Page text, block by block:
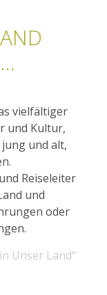
vielfältiger
und Kultur,
und alt,
Reiseleiter
und
oder
Unser Land“